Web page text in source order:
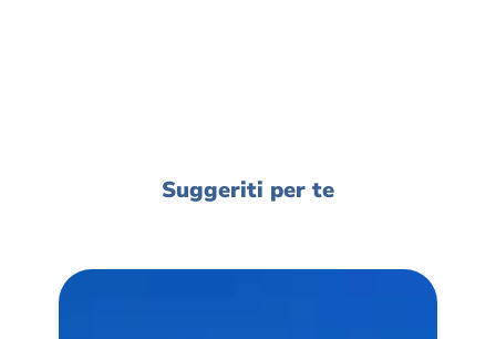
Suggeriti per te